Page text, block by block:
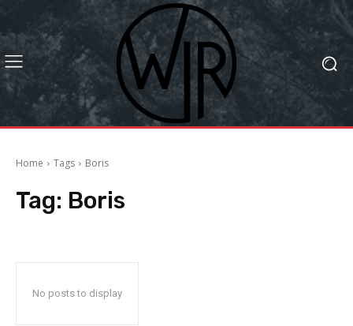
Home Tags Boris
Tag: Boris
No posts to display